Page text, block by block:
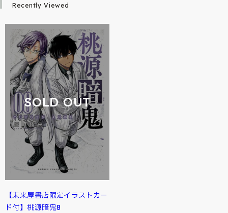
Recently Viewed
SOLD OUT
【未来屋書店限定イラストカー
ド付】桃源暗鬼8